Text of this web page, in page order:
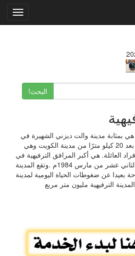
البحث!
هي بمثابة مدينة والت ديزني الشهيرة في
الكويت. تقع المدينة على بعد 20 كيلو مترًا من مدينة الكويت وهي
العائلة. هي أكبر المرافق الترفيهية في
الكويت وتم افتتاحها في الثاني عشر من مارس 1984م .وتقع المدينة
بعيدا عن ضغوطات الحياة اليومية لمدينة
الترفيهية مليون متر مربع